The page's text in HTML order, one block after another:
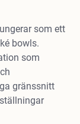
som ett
bowls.
som
gränssnitt